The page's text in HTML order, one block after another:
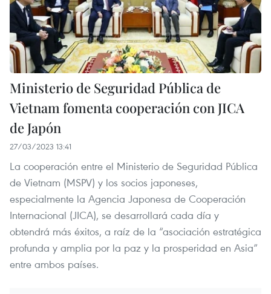
Ministerio de Seguridad Pública de
Vietnam fomenta cooperación con JICA
de Japón
27/03/2023 13:41
La cooperación entre el Ministerio de Seguridad Pública
de Vietnam (MSPV) y los socios japoneses,
especialmente la Agencia Japonesa de Cooperación
Internacional (JICA), se desarrollará cada día y
obtendrá más éxitos, a raíz de la “asociación estratégica
profunda y amplia por la paz y la prosperidad en Asia”
entre ambos países.